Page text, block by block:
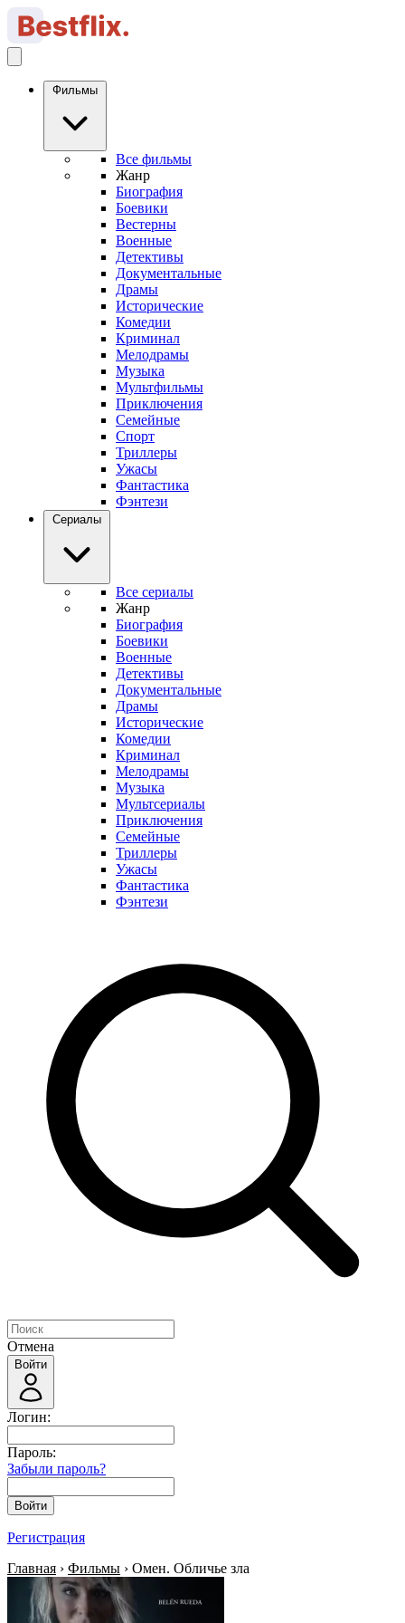
Фильмы
Все фильмы
Жанр
Биография
Боевики
Вестерны
Военные
Детективы
Документальные
Драмы
Исторические
Комедии
Криминал
Мелодрамы
Музыка
Мультфильмы
Приключения
Семейные
Спорт
Триллеры
Ужасы
Фантастика
Фэнтези
Сериалы
Все сериалы
Жанр
Биография
Боевики
Военные
Детективы
Документальные
Драмы
Исторические
Комедии
Криминал
Мелодрамы
Музыка
Мультсериалы
Приключения
Семейные
Триллеры
Ужасы
Фантастика
Фэнтези
Отмена
Войти
Логин:
Пароль:
Забыли пароль?
Войти
Регистрация
Главная › Фильмы › Омен. Обличье зла